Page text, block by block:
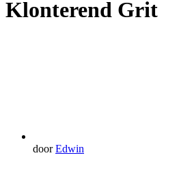
Klonterend Grit
door Edwin